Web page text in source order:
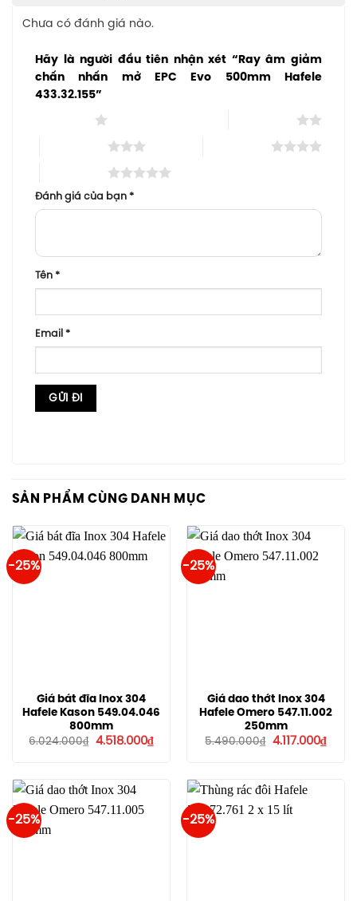
Chưa có đánh giá nào.
Hãy là người đầu tiên nhận xét “Ray âm giảm
chấn nhấn mở EPC Evo 500mm Hafele
433.32.155”
Đánh giá của bạn *
Tên *
Email *
SẢN PHẨM CÙNG DANH MỤC
-25%
Giá bát đĩa Inox 304
Hafele Kason 549.04.046
800mm
6.024.000₫
Giá
4.518.000₫Giá
4.518.000₫.
-25%
Giá dao thớt Inox 304
Hafele Omero 547.11.002
250mm
5.490.000₫
Giá
4.117.000₫Giá
-25% -25%